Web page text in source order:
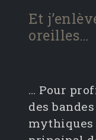
Et
oreilles…
… Pour
des
mythiques